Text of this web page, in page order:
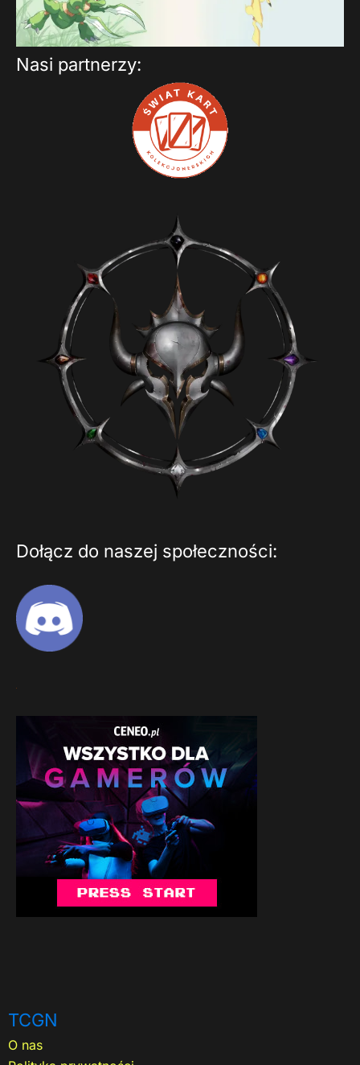
Nasi partnerzy:
Dołącz do naszej społeczności:
TCGN
O nas